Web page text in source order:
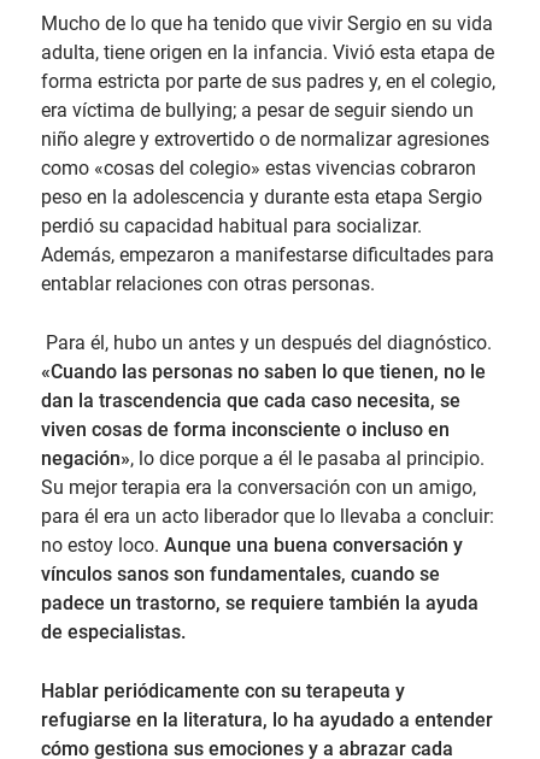
Mucho de lo que ha tenido que vivir Sergio en su vida
adulta, tiene origen en la infancia. Vivió esta etapa de
forma estricta por parte de sus padres y, en el colegio,
era víctima de bullying; a pesar de seguir siendo un
niño alegre y extrovertido o de normalizar agresiones
como «cosas del colegio» estas vivencias cobraron
peso en la adolescencia y durante esta etapa Sergio
perdió su capacidad habitual para socializar.
Además, empezaron a manifestarse dificultades para
entablar relaciones con otras personas.
Para él, hubo un antes y un después del diagnóstico.
«Cuando las personas no saben lo que tienen, no le
dan la trascendencia que cada caso necesita, se
viven cosas de forma inconsciente o incluso en
negación», lo dice porque a él le pasaba al principio.
Su mejor terapia era la conversación con un amigo,
para él era un acto liberador que lo llevaba a concluir:
no estoy loco. Aunque una buena conversación y
vínculos sanos son fundamentales, cuando se
padece un trastorno, se requiere también la ayuda
de especialistas.
Hablar periódicamente con su terapeuta y
refugiarse en la literatura, lo ha ayudado a entender
cómo gestiona sus emociones y a abrazar cada